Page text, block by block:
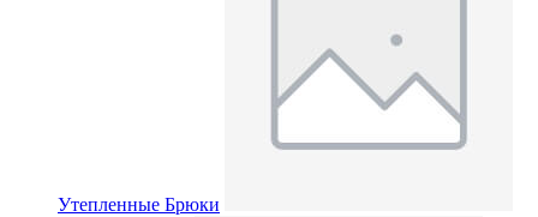
Утепленные Брюки